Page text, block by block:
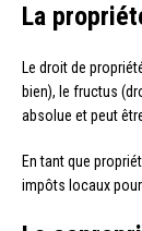
La
Le droit de
bien), le fructus
absolue et peut
En tant que
impôts locaux